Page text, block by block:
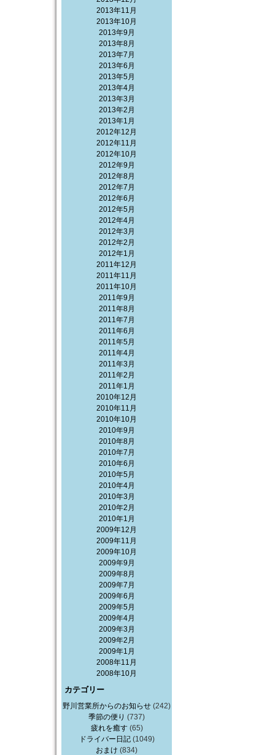
2013年11月
2013年10月
2013年9月
2013年8月
2013年7月
2013年6月
2013年5月
2013年4月
2013年3月
2013年2月
2013年1月
2012年12月
2012年11月
2012年10月
2012年9月
2012年8月
2012年7月
2012年6月
2012年5月
2012年4月
2012年3月
2012年2月
2012年1月
2011年12月
2011年11月
2011年10月
2011年9月
2011年8月
2011年7月
2011年6月
2011年5月
2011年4月
2011年3月
2011年2月
2011年1月
2010年12月
2010年11月
2010年10月
2010年9月
2010年8月
2010年7月
2010年6月
2010年5月
2010年4月
2010年3月
2010年2月
2010年1月
2009年12月
2009年11月
2009年10月
2009年9月
2009年8月
2009年7月
2009年6月
2009年5月
2009年4月
2009年3月
2009年2月
2009年1月
2008年11月
2008年10月
カテゴリー
野川営業所からのお知らせ (242)
季節の便り (737)
疲れを癒す(65)
ドライバー日記(1049)
おまけ (834)